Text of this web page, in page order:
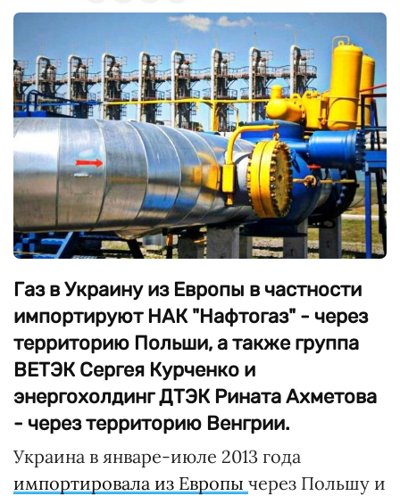
Газ в Украину из Европы в частности
импортируют НАК "Нафтогаз" - через
территорию Польши, а также группа
ВЕТЭК Сергея Курченко и
энергохолдинг ДТЭК Рината Ахметова
- через территорию Венгрии.
Украина в январе-июле 2013 года
импортировала из Европы через Польшу и